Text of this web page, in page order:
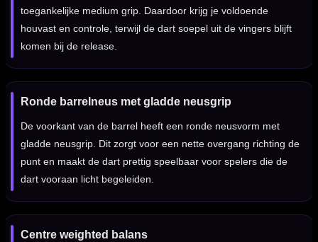
toegankelijke medium grip. Daardoor krijg je voldoende
houvast en controle, terwijl de dart soepel uit de vingers blijft
komen bij de release.
Ronde barrelneus met gladde neusgrip
De voorkant van de barrel heeft een ronde neusvorm met
gladde neusgrip. Dit zorgt voor een nette overgang richting de
punt en maakt de dart prettig speelbaar voor spelers die de
dart vooraan licht begeleiden.
Centre weighted balans